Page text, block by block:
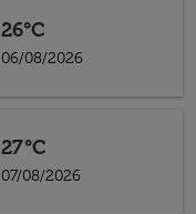
26°C
06/08/2026
27°C
07/08/2026